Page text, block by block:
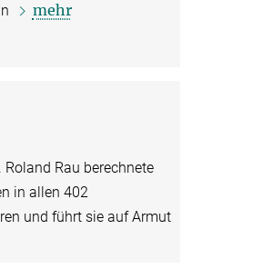
mehr
Rau berechnete
in allen 402
und führt sie auf Armut